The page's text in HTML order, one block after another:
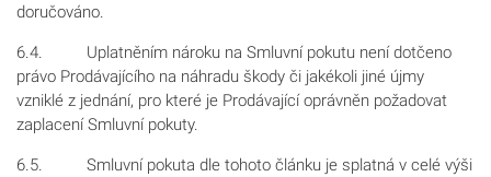
doručováno.
6.4. Uplatněním nároku na Smluvní pokutu není dotčeno
právo Prodávajícího na náhradu škody či jakékoli jiné újmy
vzniklé z jednání, pro které je Prodávající oprávněn požadovat
zaplacení Smluvní pokuty.
6.5. Smluvní pokuta dle tohoto článku je splatná v celé výši